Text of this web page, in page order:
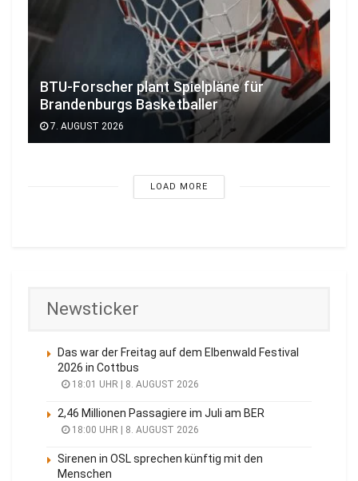
BTU-Forscher plant Spielpläne für
Brandenburgs Basketballer
7. AUGUST 2026
LOAD MORE
Newsticker
Das war der Freitag auf dem Elbenwald Festival
2026 in Cottbus
18:01 UHR | 8. AUGUST 2026
2,46 Millionen Passagiere im Juli am BER
18:00 UHR | 8. AUGUST 2026
Sirenen in OSL sprechen künftig mit den
Menschen